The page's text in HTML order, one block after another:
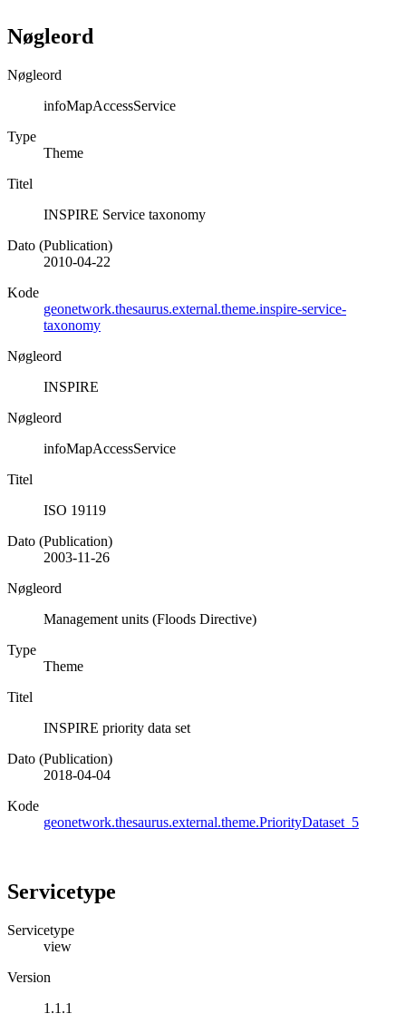
Nøgleord
Nøgleord
infoMapAccessService
Type
Theme
Titel
INSPIRE Service taxonomy
Dato (Publication)
2010-04-22
Kode
geonetwork.thesaurus.external.theme.inspire-service-
taxonomy
Nøgleord
INSPIRE
Nøgleord
infoMapAccessService
Titel
ISO 19119
Dato (Publication)
2003-11-26
Nøgleord
Management units (Floods Directive)
Type
Theme
Titel
INSPIRE priority data set
Dato (Publication)
2018-04-04
Kode
geonetwork.thesaurus.external.theme.PriorityDataset_5
Servicetype
Servicetype
view
Version
1.1.1